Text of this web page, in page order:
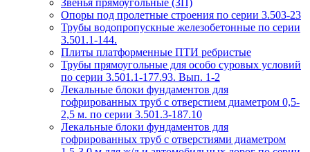
Звенья прямоугольные (ЗП)
Опоры под пролетные строения по серии 3.503-23
Трубы водопропускные железобетонные по серии
3.501.1-144.
Плиты платформенные ПТИ ребристые
Трубы прямоугольные для особо суровых условий
по серии 3.501.1-177.93. Вып. 1-2
Лекальные блоки фундаментов для
гофрированных труб с отверстием диаметром 0,5-
2,5 м. по серии 3.501.3-187.10
Лекальные блоки фундаментов для
гофрированных труб с отверстиями диаметром